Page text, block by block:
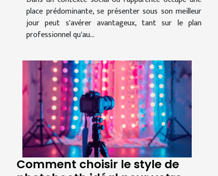
place prédominante, se présenter sous son meilleur
jour peut s'avérer avantageux, tant sur le plan
professionnel qu'au...
Comment choisir le style de